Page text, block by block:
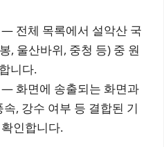
— 전체 목록에서 설악산 국
, 울산바위, 중청 등) 중 원
니다.
— 화면에 송출되는 화면과
, 강수 여부 등 결합된 기
인합니다.